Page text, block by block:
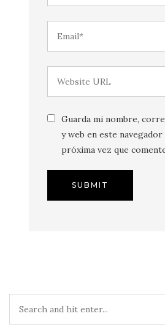
Guarda mi nombre,
y web en este navegador
próxima vez que